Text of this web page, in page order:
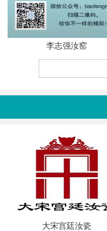
李志强汝窑
大宋宫廷汝瓷